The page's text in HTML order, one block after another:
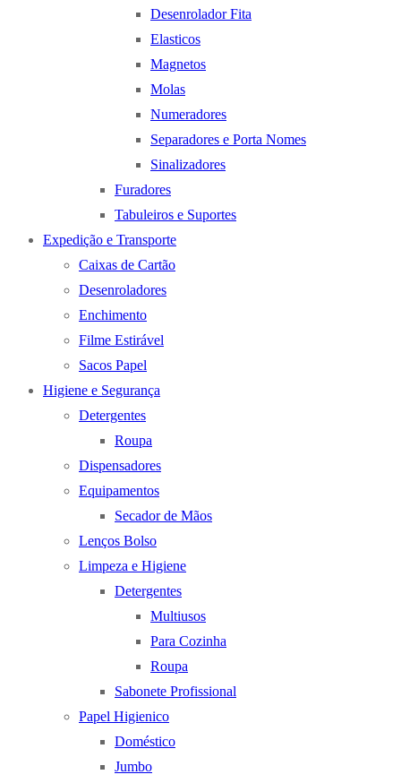
Desenrolador Fita
Elasticos
Magnetos
Molas
Numeradores
Separadores e Porta Nomes
Sinalizadores
Furadores
Tabuleiros e Suportes
Expedição e Transporte
Caixas de Cartão
Desenroladores
Enchimento
Filme Estirável
Sacos Papel
Higiene e Segurança
Detergentes
Roupa
Dispensadores
Equipamentos
Secador de Mãos
Lenços Bolso
Limpeza e Higiene
Detergentes
Multiusos
Para Cozinha
Roupa
Sabonete Profissional
Papel Higienico
Doméstico
Jumbo